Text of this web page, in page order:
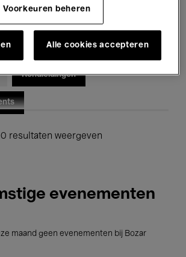
Kids’ Palace
Rondleidingen
0 resultaten weergeven
evenementen
maand geen evenementen bij Bozar
Voorkeuren beheren
Alle cookies accepteren